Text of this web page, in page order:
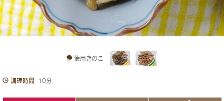
使用きのこ
調理時間 10分